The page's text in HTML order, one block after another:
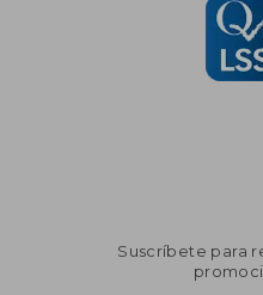
Suscríbete para